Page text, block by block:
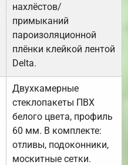
нахлёстов/
примыканий
пароизоляционной
плёнки клейкой лентой
Delta.
Двухкамерные
стеклопакеты ПВХ
белого цвета, профиль
60 мм. В комплекте:
отливы, подоконники,
москитные сетки.